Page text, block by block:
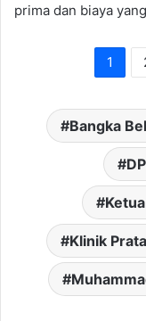
prima dan biaya
1
Bangka
Klinik